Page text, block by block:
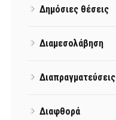
Δημόσιες θέσεις
Διαμεσολάβηση
Διαπραγματεύσεις
Διαφθορά